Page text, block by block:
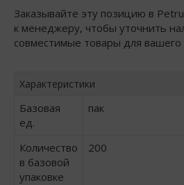
Заказывайте эту позицию в
к менеджеру, чтобы уточнить
совместимые товары для вашего
Характеристики
Базовая
ед.
пак
Количество
в базовой
упаковке
200